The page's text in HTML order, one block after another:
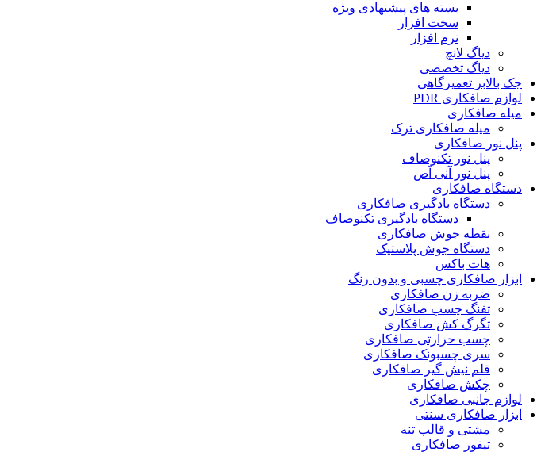
بسته های پیشنهادی ویژه
سخت افزار
نرم افزار
دیاگ لانچ
دیاگ تخصصی
جک بالابر تعمیرگاهی
لوازم صافکاری PDR
میله صافکاری
میله صافکاری ترک
پنل نور صافکاری
پنل نور تکنوصاف
پنل نور آنی آص
دستگاه صافکاری
دستگاه بادگیری صافکاری
دستگاه بادگیری تکنوصاف
نقطه جوش صافکاری
دستگاه جوش پلاستیک
هات باکس
ابزار صافکاری چسبی و بدون رنگ
ضربه زن صافکاری
تفنگ چسب صافکاری
تگرگ کش صافکاری
چسب حرارتی صافکاری
سری چسبونک صافکاری
قلم نیش گیر صافکاری
چکش صافکاری
لوازم جانبی صافکاری
ابزار صافکاری سنتی
مشتی و قالب تنه
تیفور صافکاری